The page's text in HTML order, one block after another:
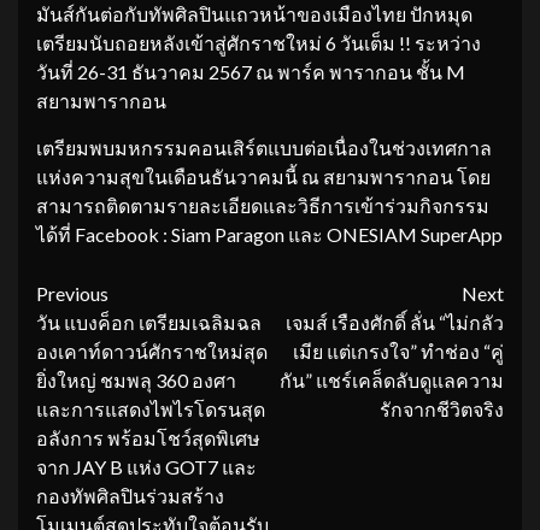
มันส์กันต่อกับทัพศิลปินแถวหน้าของเมืองไทย ปักหมุด
เตรียมนับถอยหลังเข้าสู่ศักราชใหม่ 6 วันเต็ม !! ระหว่าง
วันที่ 26-31 ธันวาคม 2567 ณ พาร์ค พารากอน ชั้น M
สยามพารากอน
เตรียมพบมหกรรมคอนเสิร์ตแบบต่อเนื่องในช่วงเทศกาล
แห่งความสุขในเดือนธันวาคมนี้ ณ สยามพารากอน โดย
สามารถติดตามรายละเอียดและวิธีการเข้าร่วมกิจกรรม
ได้ที่ Facebook : Siam Paragon และ ONESIAM SuperApp
Continue
Reading
Previous
วัน แบงค็อก เตรียมเฉลิมฉล
องเคาท์ดาวน์ศักราชใหม่สุด
ยิ่งใหญ่ ชมพลุ 360 องศา
และการแสดงไพไรโดรนสุด
อลังการ พร้อมโชว์สุดพิเศษ
จาก JAY B แห่ง GOT7 และ
กองทัพศิลปินร่วมสร้าง
โมเมนต์สุดประทับใจต้อนรับ
Next
เจมส์ เรืองศักดิ์ ลั่น “ไม่กลัว
เมีย แต่เกรงใจ” ทำช่อง “คู่
กัน” แชร์เคล็ดลับดูแลความ
รักจากชีวิตจริง